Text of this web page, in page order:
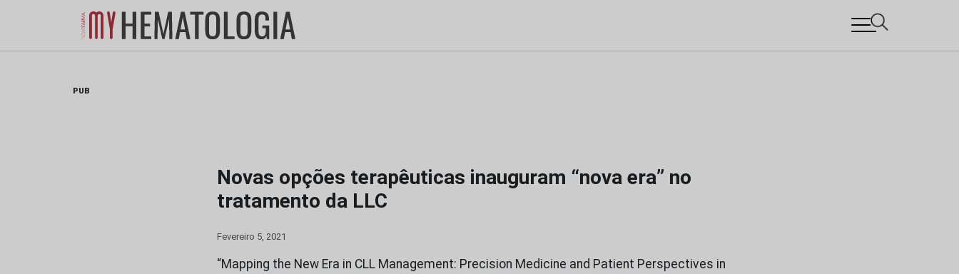
PUB
Novas opções terapêuticas inauguram “nova era” no
tratamento da LLC
Fevereiro 5, 2021
“Mapping the New Era in CLL Management: Precision Medicine and Patient Perspectives in